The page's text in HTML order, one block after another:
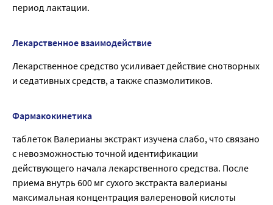
период лактации.
Лекарственное взаимодействие
Лекарственное средство усиливает действие снотворных
и седативных средств, а также спазмолитиков.
Фармакокинетика
таблеток Валерианы экстракт изучена слабо, что связано
с невозможностью точной идентификации
действующего начала лекарственного средства. После
приема внутрь 600 мг сухого экстракта валерианы
максимальная концентрация валереновой кислоты